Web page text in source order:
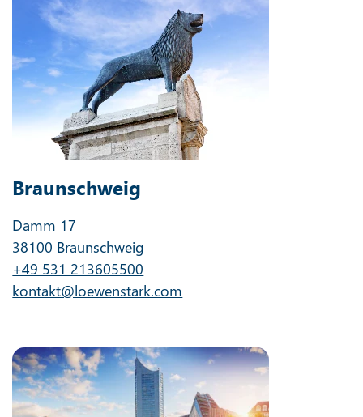
Braunschweig
Damm 17
38100 Braunschweig
+49 531 213605500
kontakt@loewenstark.com